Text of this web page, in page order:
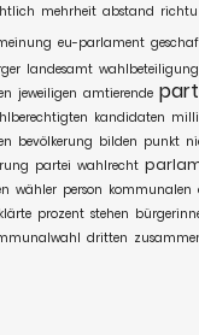
mehrheit abstand
eu-parlament
landesamt wahlbeteiligung
jeweiligen amtierende
kandidaten
bevölkerung bilden punkt
partei wahlrecht
wähler person kommunalen
prozent stehen
dritten